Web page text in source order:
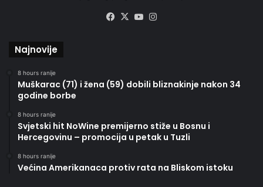
Facebook
X YouTube
Najnovije
8 hours ranije
Muškarac (71) i žena (59) dobili bliznakinje nakon 34
godine borbe
8 hours ranije
Svjetski hit NoWine premijerno stiže u Bosnu i
Hercegovinu – promocija u petak u Tuzli
8 hours ranije
Većina Amerikanaca protiv rata na Bliskom istoku